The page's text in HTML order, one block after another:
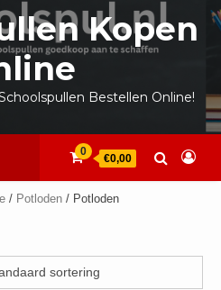
Kopen
Bestellen Online!
0
€0,00
/ Potloden / Potloden